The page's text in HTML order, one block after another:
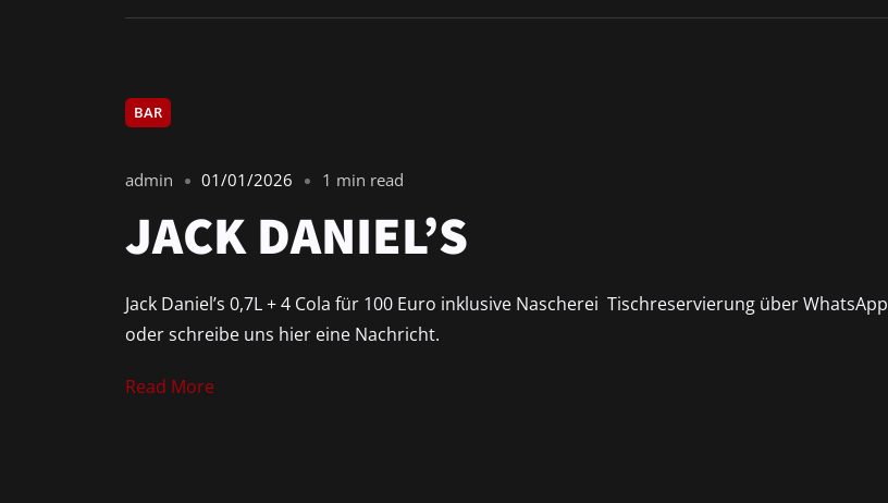
BAR
admin 01/01/2026 1 min read
JACK DANIEL’S
Jack Daniel’s 0,7L + 4 Cola für 100 Euro inklusive Nascherei Tischreservierung über WhatsApp
oder schreibe uns hier eine Nachricht.
Read More